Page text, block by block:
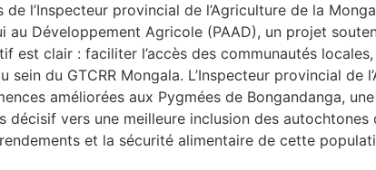
l’Inspecteur provincial de l’Agriculture de la
au Développement Agricole (PAAD), un projet
est clair : faciliter l’accès des communautés
du GTCRR Mongala. L’Inspecteur provincial de
améliorées aux Pygmées de Bongandanga,
vers une meilleure inclusion des
et la sécurité alimentaire de cette